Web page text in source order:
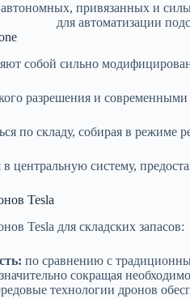
привязанных и
для автоматизации
собой сильно
разрешения и современными
по складу, собирая в режиме
в центральную систему,
Tesla
Tesla для складских запасов:
по сравнению с
сокращая
технологии дронов